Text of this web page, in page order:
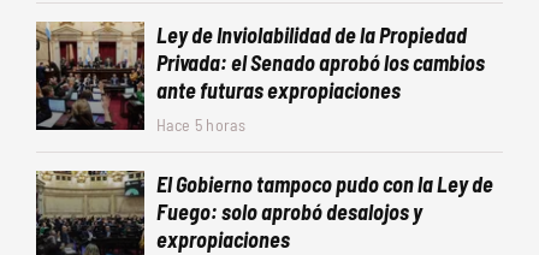
Ley de Inviolabilidad de la Propiedad
Privada: el Senado aprobó los cambios
ante futuras expropiaciones
Hace 5 horas
El Gobierno tampoco pudo con la Ley de
Fuego: solo aprobó desalojos y
expropiaciones